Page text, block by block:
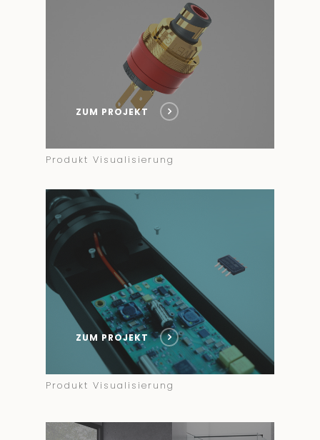
ZUM PROJEKT
Produkt Visualisierung
ZUM PROJEKT
Produkt Visualisierung